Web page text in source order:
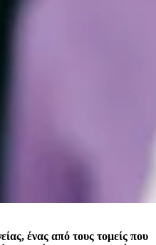
ένας από τους τομείς που